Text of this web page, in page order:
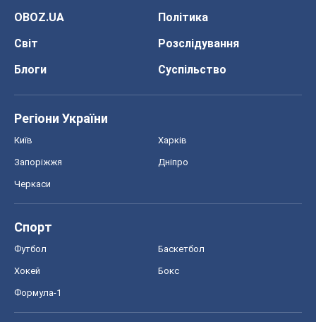
OBOZ.UA
Політика
Світ
Розслідування
Блоги
Суспільство
Регіони України
Київ Харків
Запоріжжя Дніпро
Черкаси
Спорт
Футбол Баскетбол
Хокей Бокс
Формула-1